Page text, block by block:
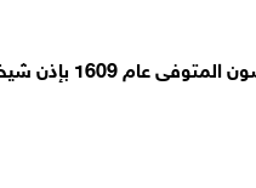
الزاوية الريسونية أسست في